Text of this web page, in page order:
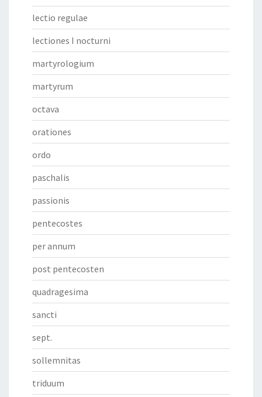
lectio regulae
lectiones I nocturni
martyrologium
martyrum
octava
orationes
ordo
paschalis
passionis
pentecostes
per annum
post pentecosten
quadragesima
sancti
sept.
sollemnitas
triduum